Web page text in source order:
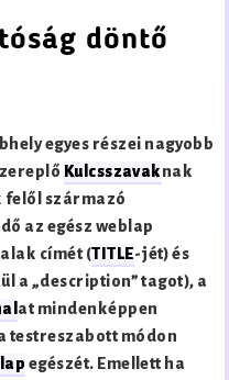
döntő
egyes részei nagyobb
Kulcsszavaknak
felől származó
az egész weblap
címét (TITLE-jét) és
a „description” tagot), a
at mindenképpen
testreszabott módon
egészét. Emellett ha